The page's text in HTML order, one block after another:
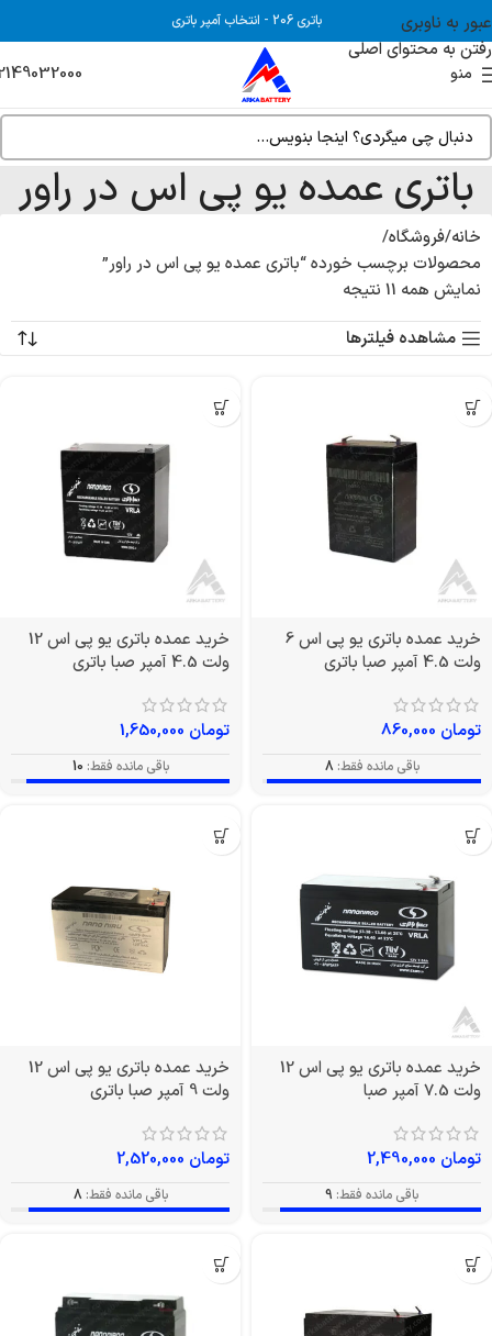
عبور به ناوبری
رفتن به محتوای اصلی
باتری 206 - انتخاب آمپر باتری
منو
باتری عمده یو پی اس در راور
خانه فروشگاه
محصولات برچسب خورده “باتری عمده یو پی اس در راور”
نمایش همه 11 نتیجه
مشاهده فیلترها
خرید عمده باتری یو پی اس 6
ولت 4.5 آمپر صبا باتری
تومان
باقی مانده فقط: 8
خرید عمده باتری یو پی اس 12
ولت 4.5 آمپر صبا باتری
تومان
باقی مانده فقط: 10
خرید عمده باتری یو پی اس 12
ولت 7.5 آمپر صبا
تومان
باقی مانده فقط: 9
خرید عمده باتری یو پی اس 12
ولت 9 آمپر صبا باتری
تومان
باقی مانده فقط: 8